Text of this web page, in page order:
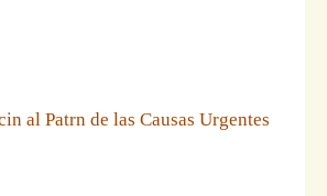
al Patrn de las Causas Urgentes